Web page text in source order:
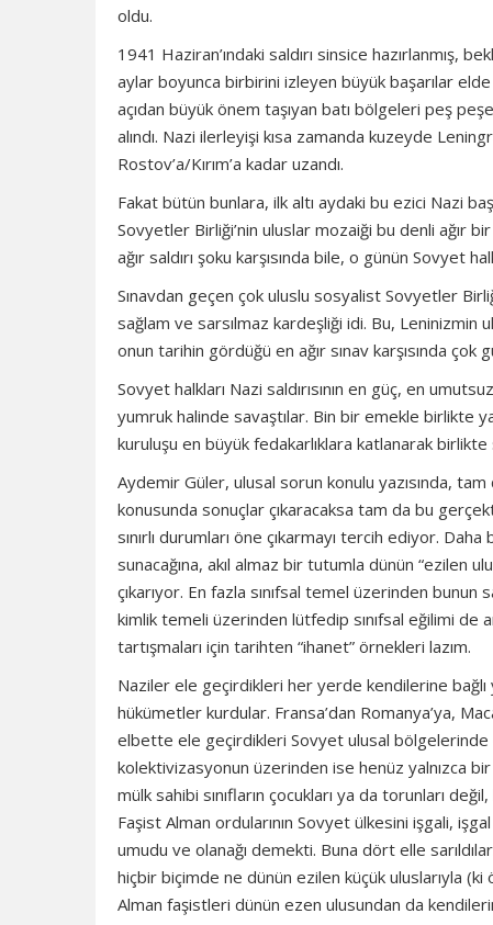
oldu.
1941 Haziran’ındaki saldırı sinsice hazırlanmış,
aylar boyunca birbirini izleyen büyük başarılar
açıdan büyük önem taşıyan batı bölgeleri peş
alındı. Nazi ilerleyişi kısa zamanda kuzeyde
Rostov’a/Kırım’a kadar uzandı.
Fakat bütün bunlara, ilk altı aydaki bu ezici Nazi
Sovyetler Birliği’nin uluslar mozaiği bu denli ağır
ağır saldırı şoku karşısında bile, o günün Sovyet
Sınavdan geçen çok uluslu sosyalist Sovyetler
sağlam ve sarsılmaz kardeşliği idi. Bu, Leninizmin
onun tarihin gördüğü en ağır sınav karşısında çok
Sovyet halkları Nazi saldırısının en güç, en
yumruk halinde savaştılar. Bin bir emekle birlikte
kuruluşu en büyük fedakarlıklara katlanarak birlikte
Aydemir Güler, ulusal sorun konulu yazısında,
konusunda sonuçlar çıkaracaksa tam da bu
sınırlı durumları öne çıkarmayı tercih ediyor.
sunacağına, akıl almaz bir tutumla dünün “ezilen
çıkarıyor. En fazla sınıfsal temel üzerinden bunun
kimlik temeli üzerinden lütfedip sınıfsal eğilimi de
tartışmaları için tarihten “ihanet” örnekleri lazım.
Naziler ele geçirdikleri her yerde kendilerine
hükümetler kurdular. Fransa’dan Romanya’ya,
elbette ele geçirdikleri Sovyet ulusal bölgelerinde
kolektivizasyonun üzerinden ise henüz yalnızca
mülk sahibi sınıfların çocukları ya da torunları
Faşist Alman ordularının Sovyet ülkesini işgali,
umudu ve olanağı demekti. Buna dört elle
hiçbir biçimde ne dünün ezilen küçük uluslarıyla
Alman faşistleri dünün ezen ulusundan da